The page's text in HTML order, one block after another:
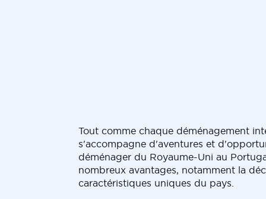
Tout comme chaque déménagement
s'accompagne d'aventures et
déménager du Royaume-Uni au
nombreux avantages, notamment la
caractéristiques uniques du pays.